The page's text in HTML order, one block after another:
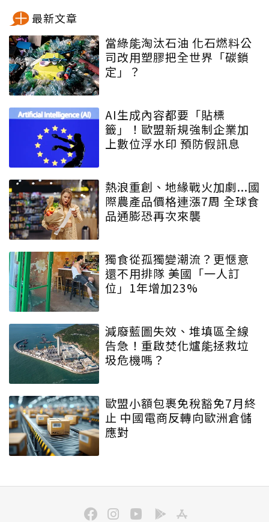
最新文章
當綠能淘汰石油 化石燃料公
司改用塑膠把全世界「碳鎖
定」？
AI生成內容都要「貼標
籤」！歐盟新規強制企業加
上數位浮水印 預防假訊息
熱浪重創、地緣戰火加劇...國
際農產品價格連漲7周 全球食
品通膨恐再次來襲
獨食從孤獨變潮流？更愜意
還不用排隊 美國「一人訂
位」1年增加23%
減廢藍圖失效、堆填區全線
告急！重啟焚化爐能拯救垃
圾危機嗎？
歐盟小額包裹免稅豁免7月終
止 中國電商反轉向歐洲倉儲
應對